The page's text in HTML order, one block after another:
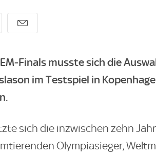
Finals musste sich die
im Testspiel in
sich die inzwischen zehn
Olympiasieger,